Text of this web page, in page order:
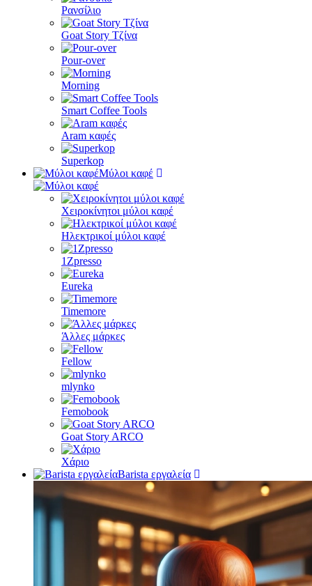
Ρανσίλιο
Goat Story Τζίνα
Pour-over
Morning
Smart Coffee Tools
Aram καφές
Superkop
Μύλοι καφέ
Χειροκίνητοι μύλοι καφέ
Ηλεκτρικοί μύλοι καφέ
1Zpresso
Eureka
Timemore
Άλλες μάρκες
Fellow
mlynko
Femobook
Goat Story ARCO
Χάριο
Barista εργαλεία